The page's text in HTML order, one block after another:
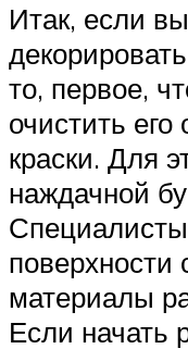
Итак, если
то, первое,
очистить его
краски. Для
наждачной
поверхности
материалы
Если начать